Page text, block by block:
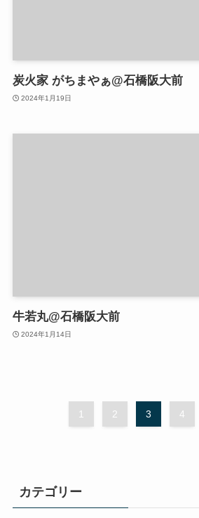
炭火家 がちまやぁ@石橋阪大前
2024年1月19日
牛若丸@石橋阪大前
2024年1月14日
1 2 3 4
カテゴリー